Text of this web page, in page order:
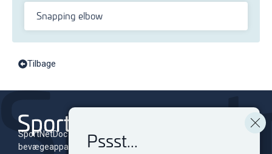
Pssst...
Snapping elbow
Tilbage
SportNetDoc er et online leksikon for skader i
bevægeapparatet med tilhørende